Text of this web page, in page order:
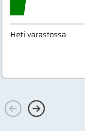
Heti varastossa